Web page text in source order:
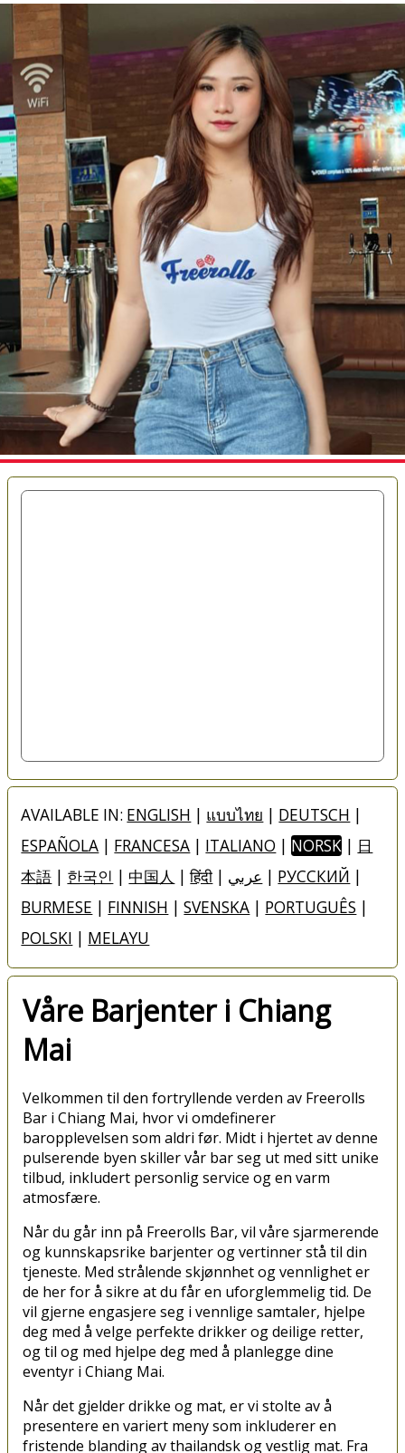
AVAILABLE IN: ENGLISH | แบบไทย | DEUTSCH |
ESPAÑOLA | FRANCESA | ITALIANO | NORSK | 日
本語 | 한국인 | 中国人 |हिंदी | عربي | РУССКИЙ |
BURMESE | FINNISH |SVENSKA | PORTUGUÊS |
POLSKI | MELAYU
Våre Barjenter i Chiang
Mai
Velkommen til den fortryllende verden av Freerolls
Bar i Chiang Mai, hvor vi omdefinerer
baropplevelsen som aldri før. Midt i hjertet av denne
pulserende byen skiller vår bar seg ut med sitt unike
tilbud, inkludert personlig service og en varm
atmosfære.
Når du går inn på Freerolls Bar, vil våre sjarmerende
og kunnskapsrike barjenter og vertinner stå til din
tjeneste. Med strålende skjønnhet og vennlighet er
de her for å sikre at du får en uforglemmelig tid. De
vil gjerne engasjere seg i vennlige samtaler, hjelpe
deg med å velge perfekte drikker og deilige retter,
og til og med hjelpe deg med å planlegge dine
eventyr i Chiang Mai.
Når det gjelder drikke og mat, er vi stolte av å
presentere en variert meny som inkluderer en
fristende blanding av thailandsk og vestlig mat. Fra